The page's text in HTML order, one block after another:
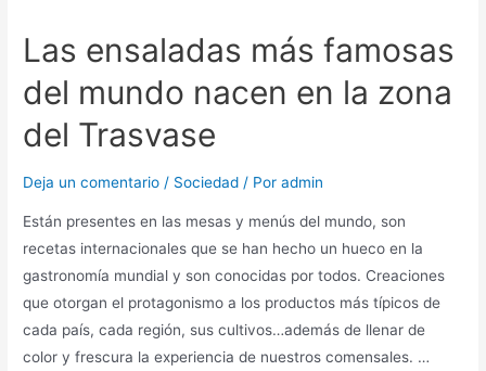
Las ensaladas más famosas
del mundo nacen en la zona
del Trasvase
Deja un comentario / Sociedad / Poradmin
Están presentes en las mesas y menús del mundo, son
recetas internacionales que se han hecho un hueco en la
gastronomía mundial y son conocidas por todos. Creaciones
que otorgan el protagonismo a los productos más típicos de
cada país, cada región, sus cultivos…además de llenar de
color y frescura la experiencia de nuestros comensales. …